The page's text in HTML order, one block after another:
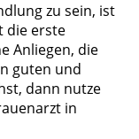
zu sein, ist
die erste
Anliegen, die
guten und
dann nutze
in